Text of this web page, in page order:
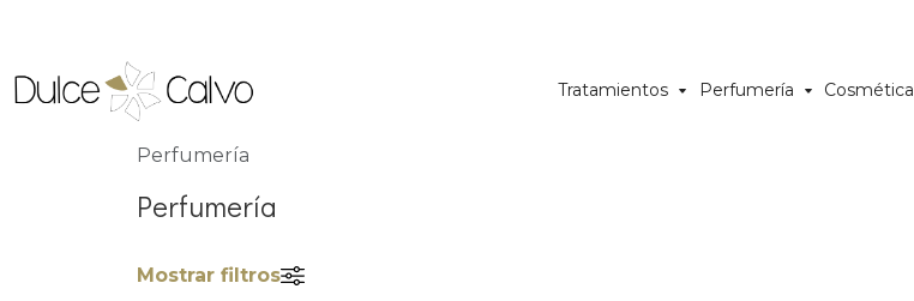
Tratamientos Perfumería Cosmética
Perfumería
Perfumería
Mostrar filtros